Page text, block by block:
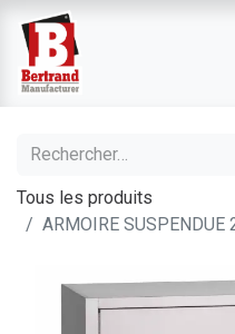
Tous les produits
ARMOIRE SUSPENDUE